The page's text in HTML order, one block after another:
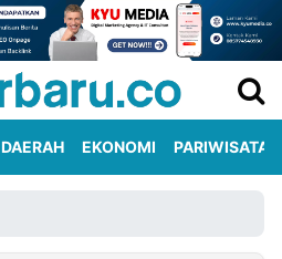
DAERAH EKONOMI PARIWISATA